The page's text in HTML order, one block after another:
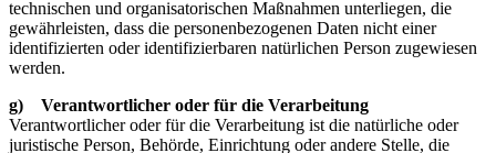
technischen und organisatorischen Maßnahmen unterliegen, die
gewährleisten, dass die personenbezogenen Daten nicht einer
identifizierten oder identifizierbaren natürlichen Person zugewiesen
werden.
g) Verantwortlicher oder für die Verarbeitung
Verantwortlicher oder für die Verarbeitung ist die natürliche oder
juristische Person, Behörde, Einrichtung oder andere Stelle, die